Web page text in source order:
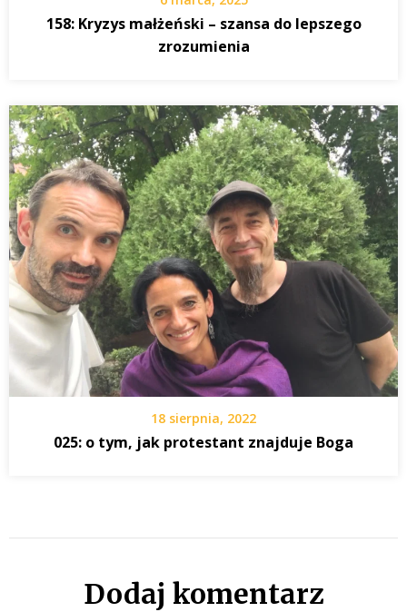
158: Kryzys małżeński – szansa do lepszego
zrozumienia
18 sierpnia, 2022
025: o tym, jak protestant znajduje Boga
Dodaj komentarz